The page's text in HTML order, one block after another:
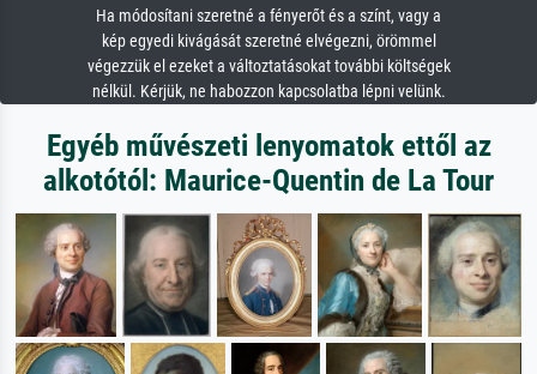
Ha módosítani szeretné a fényerőt és a színt, vagy a
kép egyedi kivágását szeretné elvégezni, örömmel
végezzük el ezeket a változtatásokat további költségek
nélkül. Kérjük, ne habozzon kapcsolatba lépni velünk.
Egyéb művészeti lenyomatok ettől az
alkotótól: Maurice-Quentin de La Tour